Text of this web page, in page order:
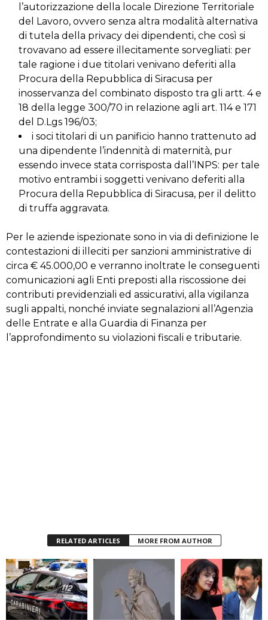
l’autorizzazione della locale Direzione Territoriale
del Lavoro, ovvero senza altra modalità alternativa
di tutela della privacy dei dipendenti, che così si
trovavano ad essere illecitamente sorvegliati: per
tale ragione i due titolari venivano deferiti alla
Procura della Repubblica di Siracusa per
inosservanza del combinato disposto tra gli artt. 4 e
18 della legge 300/70 in relazione agli art. 114 e 171
del D.Lgs 196/03;
i soci titolari di un panificio hanno trattenuto ad
una dipendente l’indennità di maternità, pur
essendo invece stata corrisposta dall’INPS: per tale
motivo entrambi i soggetti venivano deferiti alla
Procura della Repubblica di Siracusa, per il delitto
di truffa aggravata.
Per le aziende ispezionate sono in via di definizione le
contestazioni di illeciti per sanzioni amministrative di
circa € 45.000,00 e verranno inoltrate le conseguenti
comunicazioni agli Enti preposti alla riscossione dei
contributi previdenziali ed assicurativi, alla vigilanza
sugli appalti, nonché inviate segnalazioni all’Agenzia
delle Entrate e alla Guardia di Finanza per
l’approfondimento su violazioni fiscali e tributarie.
RELATED ARTICLES MORE FROM AUTHOR